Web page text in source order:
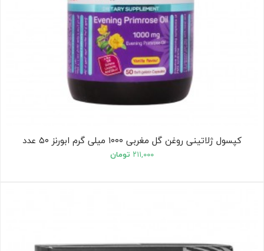
کپسول ژلاتینی روغن گل مغربی ۱۰۰۰ میلی گرم ابورنز ۵۰ عدد
۲۱۱,۰۰۰ تومان